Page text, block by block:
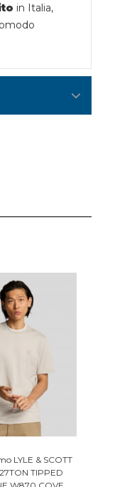
in Italia,
LYLE & SCOTT
TIPPED